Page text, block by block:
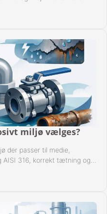
miljø vælges?
der passer til medie,
AISI 316, korrekt tætning og